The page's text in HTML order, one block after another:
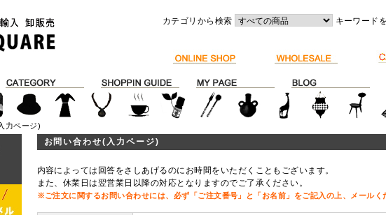
カテゴリから検索 キーワード
力ページ)
お問い合わせ(入力ページ)
内容によっては回答をさしあげるのにお時間をいただくこともございます。
また、休業日は翌営業日以降の対応となりますのでご了承ください。
※ご注文に関するお問い合わせには、必ず「ご注文番号」と「お名前」をご記入の上、メール